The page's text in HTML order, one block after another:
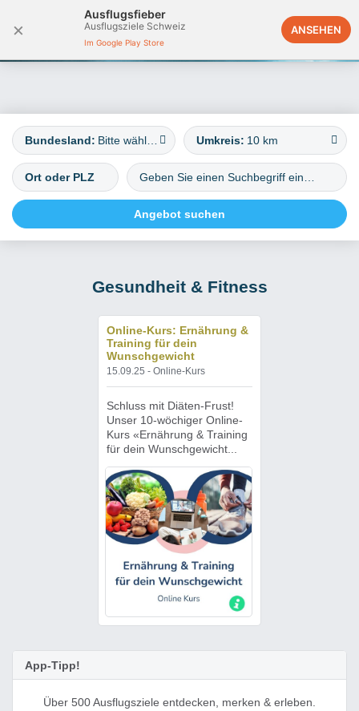
×
Ausflugsfieber
Ausflugsziele Schweiz
Im Google Play Store
ANSEHEN
Österreich
Bundesland: Umkreis: 10 km
Gesundheit & Fitness
Online-Kurs: Ernährung &
Training für dein
Wunschgewicht
15.09.25 - Online-Kurs
Schluss mit Diäten-Frust!
Unser 10-wöchiger Online-
Kurs «Ernährung & Training
für dein Wunschgewicht...
App-Tipp!
Über 500 Ausflugsziele entdecken, merken & erleben.